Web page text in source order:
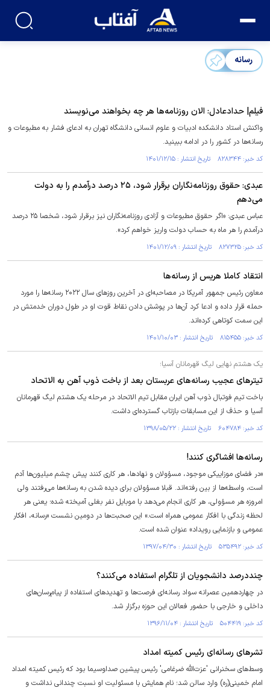
رسانه‌
فیلم| حدادعادل: الان روزنامه‌ها هر چه بخواهند می‌نویسند
واکنش استاد دانشکده ادبیات و علوم انسانی دانشگاه تهران به ادعای فشار به مطبوعات و
رسانه‌ها در کشور را در ادامه ببینید.
کد خبر: ۸۲۸۳۴۴ تاریخ انتشار : ۱۴۰۱/۱۲/۱۵
عبدی: حقوق روزنامه‌نگاران برقرار شود، ۲۵ درصد درآمدم را به دولت
می‌دهم
عباس عبدی: «اگر حقوق مطبوعات و آزادی روزنامه‌نگاران نیز برقرار شود، شخصا ۲۵ درصد
درآمدم را هر ماه به حساب دولت واریز خواهم کرد».
کد خبر: ۸۲۷۳۲۵ تاریخ انتشار : ۱۴۰۱/۱۲/۰۹
انتقاد کاملا هریس از رسانه‌ها
معاون رئیس جمهور آمریکا در مصاحبه‌ای در آخرین روز‌های سال ۲۰۲۲ رسانه‌ها را مورد
حمله قرار داده و ادعا کرد آن‌ها در پوشش دادن نقاط قوت او در طول دوران خدمتش در
این سمت کوتاهی کرده‌اند.
کد خبر: ۸۱۵۴۵۵ تاریخ انتشار : ۱۴۰۱/۱۰/۰۳
یک هشتم نهایی لیگ قهرمانان آسیا؛
تیترهای عجیب رسانه‌های عربستان بعد از باخت ذوب آهن به الاتحاد
باخت تیم فوتبال ذوب آهن ایران مقابل تیم الاتحاد در مرحله یک هشتم لیگ قهرمانان
آسیا و حذف از این مسابقات بازتاب گسترده‌ای داشت.
کد خبر: ۶۰۴۷۸۴ تاریخ انتشار : ۱۳۹۸/۰۵/۲۲
رسانه‌ها افشاگری کنند!
«در فضای موزاییکی موجود، مسؤولان و نهادها، هر کاری کنند پیش چشم میلیون‌ها آدم
است، واسطه‌ها از بین رفته‌اند. قبلا مسؤولان برای دیده شدن به رسانه‌ها می‌رفتند ولی
امروزه هر مسؤولی، هر کاری انجام می‌دهد با موبایل نفر بغلی آمیخته شده؛ یعنی هر
لحظه زندگی با افکار عمومی همراه است.» این صحبت‌ها در دومین نشست «رسانه، افکار
عمومی و بازنمایی رویداد» عنوان شده است.
کد خبر: ۵۳۵۴۹۲ تاریخ انتشار : ۱۳۹۷/۰۴/۳۰
چنددرصد دانشجویان از تلگرام استفاده می‌کنند؟
در چهاردهمین عصرانه سواد رسانه‌ای فرصت‌ها و تهدیدهای استفاده از پیام‌رسان‌های
داخلی و خارجی با حضور فعالان این حوزه برگزار شد.
کد خبر: ۵۰۴۴۱۹ تاریخ انتشار : ۱۳۹۶/۱۱/۰۴
تشرهای رسانه‌ای رئیس کمیته امداد
وسط‌های سخنرانی 'عزت‌الله ضرغامی' رئیس پیشین صداوسیما بود که رئیس کمیته امداد
امام خمینی(ره) وارد سالن شد؛ نام همایش با مسئولیت او نسبت چندانی نداشت و